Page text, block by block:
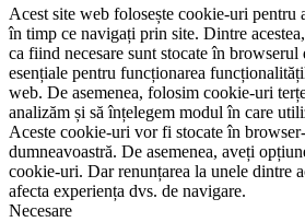
Acest site web folosește cookie-uri pentru
în timp ce navigați prin site. Dintre
ca fiind necesare sunt stocate în browserul
esențiale pentru funcționarea
web. De asemenea, folosim cookie-uri
analizăm și să înțelegem modul în care
Aceste cookie-uri vor fi stocate în
dumneavoastră. De asemenea, aveți
cookie-uri. Dar renunțarea la unele dintre
afecta experiența dvs. de navigare.
Necesare